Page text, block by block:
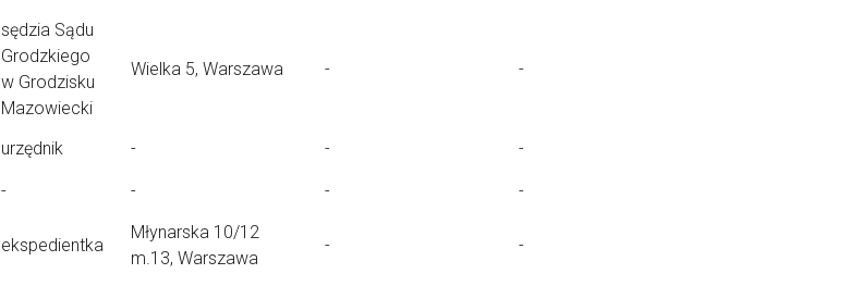
sędzia Sądu
Grodzkiego
w Grodzisku
Mazowiecki
Wielka 5, Warszawa - -
urzędnik - - -
- - - -
ekspedientka
Młynarska 10/12
m.13, Warszawa
- -